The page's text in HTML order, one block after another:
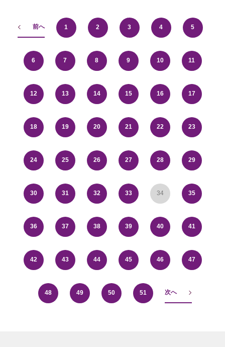
前へ 1 2 3 4 5
6 7 8 9 10 11
12 13 14 15 16 17
18 19 20 21 22 23
24 25 26 27 28 29
30 31 32 33 34 35
36 37 38 39 40 41
42 43 44 45 46 47
48 49 50 51 次へ